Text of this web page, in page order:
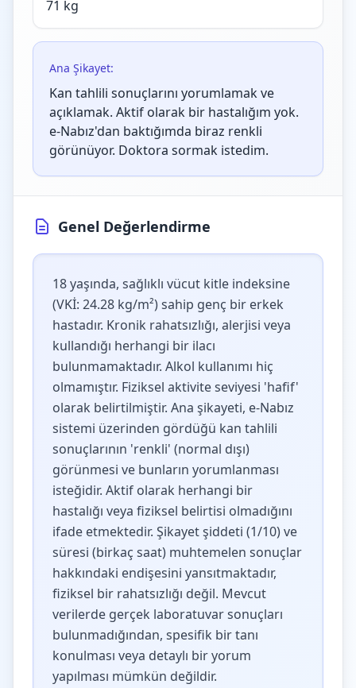
71 kg
Ana Şikayet:
Kan tahlili sonuçlarını yorumlamak ve
açıklamak. Aktif olarak bir hastalığım yok.
e-Nabız'dan baktığımda biraz renkli
görünüyor. Doktora sormak istedim.
Genel Değerlendirme
18 yaşında, sağlıklı vücut kitle indeksine
(VKİ: 24.28 kg/m²) sahip genç bir erkek
hastadır. Kronik rahatsızlığı, alerjisi veya
kullandığı herhangi bir ilacı
bulunmamaktadır. Alkol kullanımı hiç
olmamıştır. Fiziksel aktivite seviyesi 'hafif'
olarak belirtilmiştir. Ana şikayeti, e-Nabız
sistemi üzerinden gördüğü kan tahlili
sonuçlarının 'renkli' (normal dışı)
görünmesi ve bunların yorumlanması
isteğidir. Aktif olarak herhangi bir
hastalığı veya fiziksel belirtisi olmadığını
ifade etmektedir. Şikayet şiddeti (1/10) ve
süresi (birkaç saat) muhtemelen sonuçlar
hakkındaki endişesini yansıtmaktadır,
fiziksel bir rahatsızlığı değil. Mevcut
verilerde gerçek laboratuvar sonuçları
bulunmadığından, spesifik bir tanı
konulması veya detaylı bir yorum
yapılması mümkün değildir.